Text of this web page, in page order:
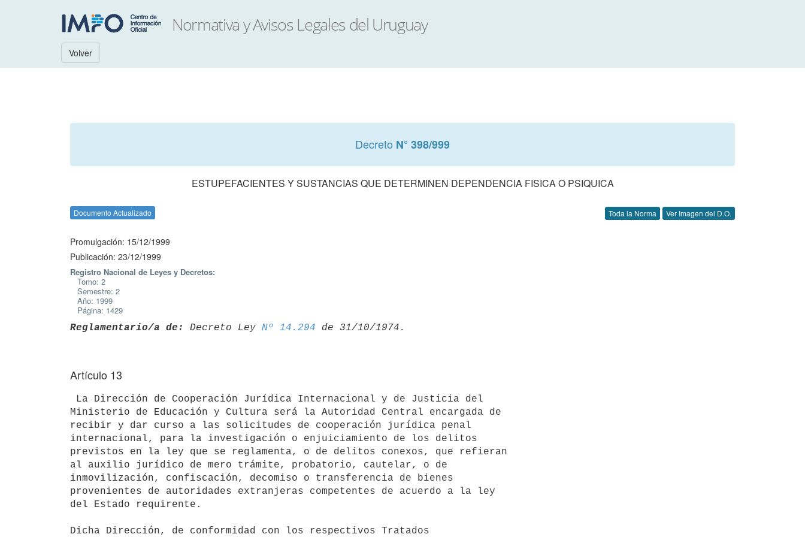
Volver
Decreto N° 398/999
ESTUPEFACIENTES Y SUSTANCIAS QUE DETERMINEN DEPENDENCIA FISICA O PSIQUICA
Documento Actualizado Toda la Norma Ver Imagen del D.O.
Promulgación: 15/12/1999
Publicación: 23/12/1999
Registro Nacional de Leyes y Decretos:
Tomo: 2
Semestre: 2
Año: 1999
Página: 1429
Reglamentario/a de: Decreto Ley Nº 14.294
Artículo 13
Ministerio de Educación y Cultura será la Autoridad Central encargada de
recibir y dar curso a las solicitudes de cooperación jurídica penal
internacional, para la investigación o enjuiciamiento de los delitos
previstos en la ley que se reglamenta, o de delitos conexos, que refieran
al auxilio jurídico de mero trámite, probatorio, cautelar, o de
inmovilización, confiscación, decomiso o transferencia de bienes
provenientes de autoridades extranjeras competentes de acuerdo a la ley
del Estado requirente.
Dicha Dirección, de conformidad con los respectivos Tratados